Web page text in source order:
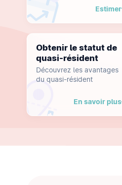
Estimer
Obtenir le statut de
quasi-résident
Découvrez les avantages
du quasi-résident
En savoir plus